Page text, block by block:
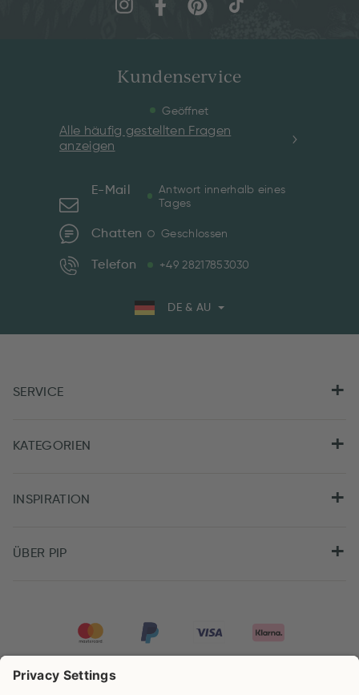
Kundenservice
Geöffnet
Alle häufig gestellten Fragen
anzeigen
E-Mail
Antwort innerhalb eines
Tages
Chatten Geschlossen
Telefon +49 28217853030
DE & AU
SERVICE
KATEGORIEN
INSPIRATION
ÜBER PIP